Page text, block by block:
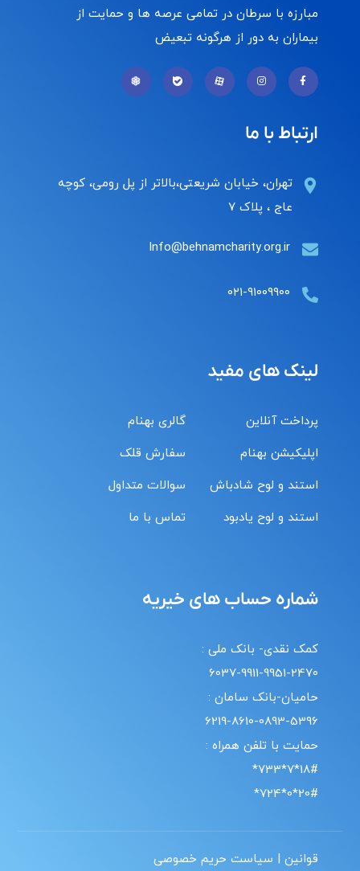
مبارزه با سرطان در تمامی عرصه ها و حمایت از
بیماران به دور از هرگونه تبعیض
ارتباط با ما
تهران، خیابان شریعتی،بالاتر از پل رومی، کوچه
عاج ، پلاک ۷
Info@behnamcharity.org.ir
۰۲۱-۹۱۰۰۹۹۰۰
لینک های مفید
پرداخت آنلاین
اپلیکیشن بهنام
استند و لوح شادباش
استند و لوح یادبود
گالری بهنام
سفارش قلک
سوالات متداول
تماس با ما
شماره حساب های خیریه
کمک نقدی- بانک ملی :
6037-9911-9951-2470
حامیان-بانک سامان :
6219-8610-0893-5396
حمایت با تلفن همراه :
18#*7*733*
20#*0*724*
قوانین | سیاست حریم خصوصی